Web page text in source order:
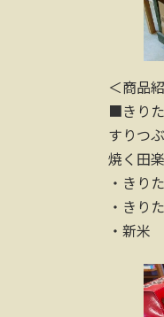
＜商品
■きり
すりつ
焼く田
・きり
・きり
・新米